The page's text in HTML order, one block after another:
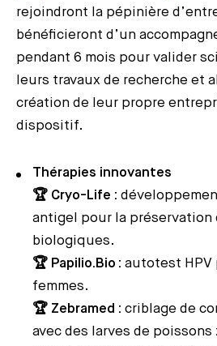
rejoindront la pépinière
bénéficieront d’un
pendant 6 mois pour valider
leurs travaux de recherche et
création de leur propre
dispositif.
Thérapies innovantes
🏆 Cryo-Life :
antigel pour la préservation
biologiques.
🏆 Papilio.Bio : autotest HPV
femmes.
🏆 Zebramed : criblage de
avec des larves de